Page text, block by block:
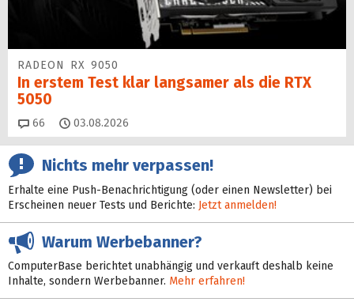
RADEON RX 9050
In erstem Test klar langsamer als die RTX
5050
66 Kommentare
03.08.2026
Nichts mehr verpassen!
Erhalte eine Push-Benachrichtigung (oder einen Newsletter) bei
Erscheinen neuer Tests und Berichte: Jetzt anmelden!
Warum Werbebanner?
ComputerBase berichtet unabhängig und verkauft deshalb keine
Inhalte, sondern Werbebanner. Mehr erfahren!